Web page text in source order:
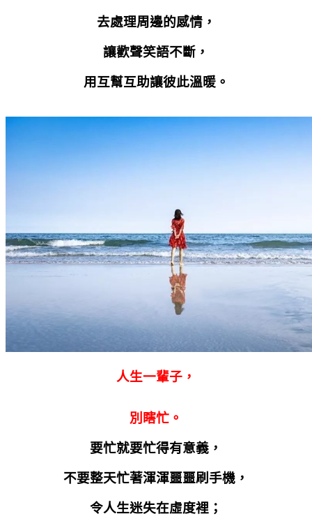
去處理周邊的感情，
讓歡聲笑語不斷，
用互幫互助讓彼此溫暖。
人生一輩子，
別瞎忙。
要忙就要忙得有意義，
不要整天忙著渾渾噩噩刷手機，
令人生迷失在虛度裡；